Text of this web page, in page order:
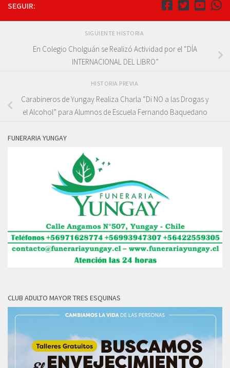
SEGUIR:
SIGUIENTE HISTORIA
En Colegio Cholguán se Realizó Actividad por el “DÍA
INTERNACIONAL DEL LIBRO”
HISTORIA PREVIA
Carabineros de Yungay Realiza Charla “Di NO a las Drogas y
el Alcohol” para Alumnos de Escuela Fernando Baquedano
FUNERARIA YUNGAY
CLUB ADULTO MAYOR TRES ESQUINAS